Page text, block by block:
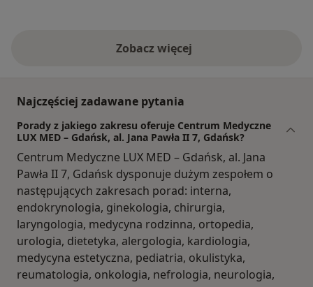
Zobacz więcej
Najczęściej zadawane pytania
Porady z jakiego zakresu oferuje Centrum Medyczne
LUX MED – Gdańsk, al. Jana Pawła II 7, Gdańsk?
Centrum Medyczne LUX MED – Gdańsk, al. Jana
Pawła II 7, Gdańsk dysponuje dużym zespołem o
następujących zakresach porad: interna,
endokrynologia, ginekologia, chirurgia,
laryngologia, medycyna rodzinna, ortopedia,
urologia, dietetyka, alergologia, kardiologia,
medycyna estetyczna, pediatria, okulistyka,
reumatologia, onkologia, nefrologia, neurologia,